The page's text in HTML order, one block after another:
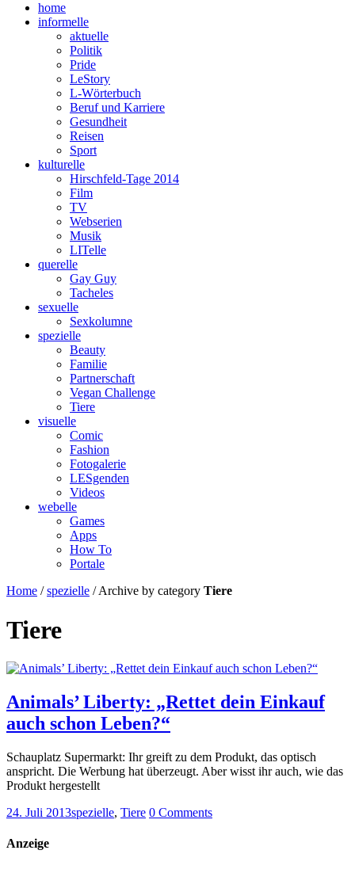
home
informelle
aktuelle
Politik
Pride
LeStory
L-Wörterbuch
Beruf und Karriere
Gesundheit
Reisen
Sport
kulturelle
Hirschfeld-Tage 2014
Film
TV
Webserien
Musik
LITelle
querelle
Gay Guy
Tacheles
sexuelle
Sexkolumne
spezielle
Beauty
Familie
Partnerschaft
Vegan Challenge
Tiere
visuelle
Comic
Fashion
Fotogalerie
LESgenden
Videos
webelle
Games
Apps
How To
Portale
Home /spezielle /Archive by category Tiere
Tiere
Animals’ Liberty: „Rettet dein Einkauf
auch schon Leben?“
Schauplatz Supermarkt: Ihr greift zu dem Produkt, das optisch
anspricht. Die Werbung hat überzeugt. Aber wisst ihr auch, wie das
Produkt hergestellt
24. Juli 2013spezielle, Tiere 0 Comments
Anzeige